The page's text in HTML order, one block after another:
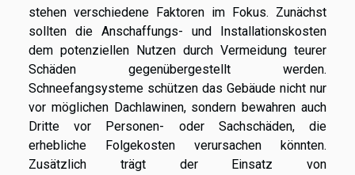
stehen verschiedene Faktoren im Fokus. Zunächst
sollten die Anschaffungs- und Installationskosten
dem potenziellen Nutzen durch Vermeidung teurer
Schäden gegenübergestellt werden.
Schneefangsysteme schützen das Gebäude nicht nur
vor möglichen Dachlawinen, sondern bewahren auch
Dritte vor Personen- oder Sachschäden, die
erhebliche Folgekosten verursachen könnten.
Zusätzlich trägt der Einsatz von